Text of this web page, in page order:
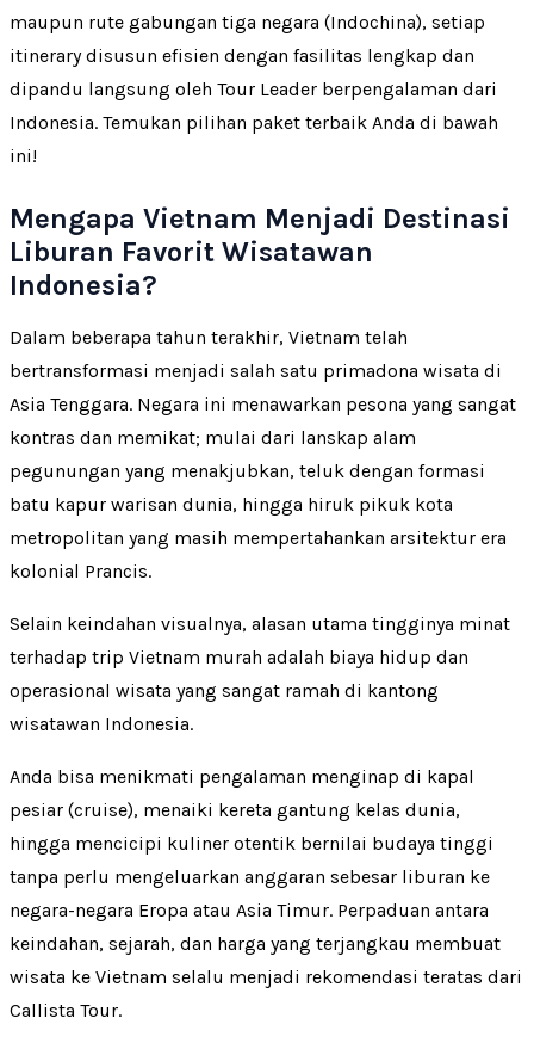
maupun rute gabungan tiga negara (Indochina), setiap
itinerary disusun efisien dengan fasilitas lengkap dan
dipandu langsung oleh Tour Leader berpengalaman dari
Indonesia. Temukan pilihan paket terbaik Anda di bawah
ini!
Mengapa Vietnam Menjadi Destinasi
Liburan Favorit Wisatawan
Indonesia?
Dalam beberapa tahun terakhir, Vietnam telah
bertransformasi menjadi salah satu primadona wisata di
Asia Tenggara. Negara ini menawarkan pesona yang sangat
kontras dan memikat; mulai dari lanskap alam
pegunungan yang menakjubkan, teluk dengan formasi
batu kapur warisan dunia, hingga hiruk pikuk kota
metropolitan yang masih mempertahankan arsitektur era
kolonial Prancis.
Selain keindahan visualnya, alasan utama tingginya minat
terhadap trip Vietnam murah adalah biaya hidup dan
operasional wisata yang sangat ramah di kantong
wisatawan Indonesia.
Anda bisa menikmati pengalaman menginap di kapal
pesiar (cruise), menaiki kereta gantung kelas dunia,
hingga mencicipi kuliner otentik bernilai budaya tinggi
tanpa perlu mengeluarkan anggaran sebesar liburan ke
negara-negara Eropa atau Asia Timur. Perpaduan antara
keindahan, sejarah, dan harga yang terjangkau membuat
wisata ke Vietnam selalu menjadi rekomendasi teratas dari
Callista Tour.